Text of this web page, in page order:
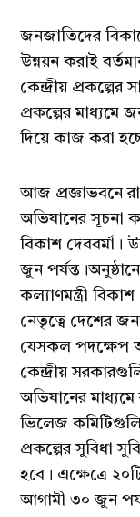
জনজাতিদের
উন্নয়ন করাই
কেন্দ্রীয় প্রকল্পের
প্রকল্পের মাধ্যমে
দিয়ে কাজ করা
আজ প্রজ্ঞাভবনে
অভিযানের সূচনা
বিকাশ দেববর্মা।
জুন
কল্যাণমন্ত্রী বিকাশ
নেতৃত্বে দেশের
যেসকল পদক্ষেপ
কেন্দ্রীয়
অভিযানের
ভিলেজ
প্রকল্পের সুবিধা
হবে। এক্ষেত্রে
আগামী ৩০ জুন